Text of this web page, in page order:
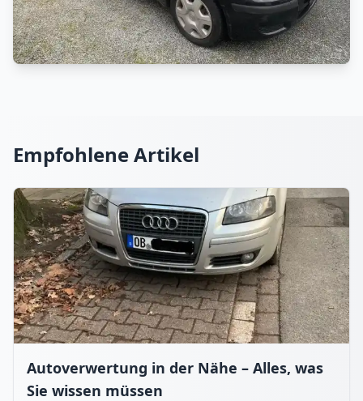
Empfohlene Artikel
Autoverwertung in der Nähe – Alles, was
Sie wissen müssen